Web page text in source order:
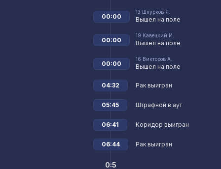
13 Шнурков Я.
Вышел на поле
00:00
19 Кавецкий И.
Вышел на поле
00:00
16 Викторов А.
Вышел на поле
00:00
Рак выигран
04:32
Штрафной в аут
05:45
Коридор выигран
06:41
Рак выигран
06:44
0:5